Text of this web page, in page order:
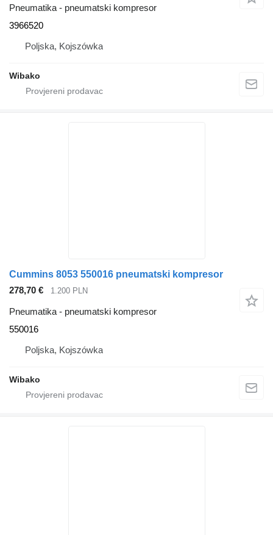
Pneumatika - pneumatski kompresor
3966520
Poljska, Kojszówka
Wibako
Cummins 8053 550016 pneumatski kompresor
278,70 €
1.200 PLN
Pneumatika - pneumatski kompresor
550016
Poljska, Kojszówka
Wibako